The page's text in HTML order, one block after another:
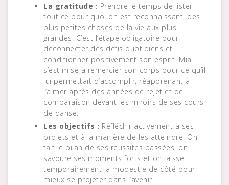
La gratitude : Prendre le temps de lister
tout ce pour quoi on est reconnaissant, des
plus petites choses de la vie aux plus
grandes. C’est l’étape obligatoire pour
déconnecter des défis quotidiens et
conditionner positivement son esprit. Mia
s’est mise à remercier son corps pour ce qu’il
lui permettait d’accomplir, réapprenant à
l’aimer après des années de rejet et de
comparaison devant les miroirs de ses cours
de danse.
Les objectifs : Réfléchir activement à ses
projets et à la manière de les atteindre. On
fait le bilan de ses réussites passées, on
savoure ses moments forts et on laisse
temporairement la modestie de côté pour
mieux se projeter dans l’avenir.